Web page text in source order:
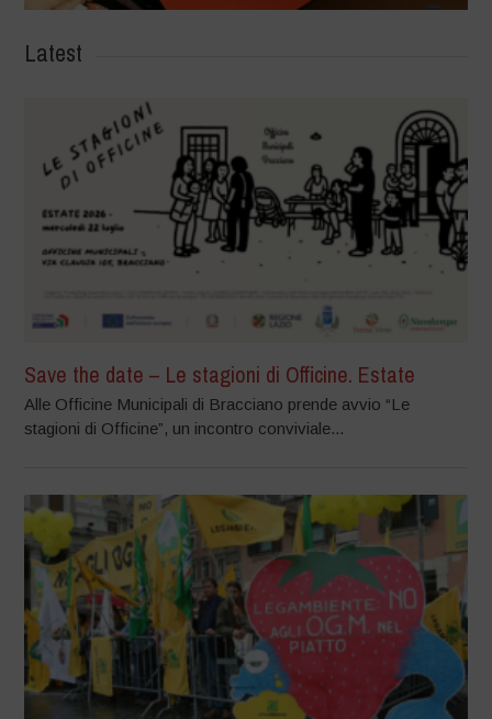
Latest
Save the date – Le stagioni di Officine. Estate
Alle Officine Municipali di Bracciano prende avvio “Le
stagioni di Officine”, un incontro conviviale...